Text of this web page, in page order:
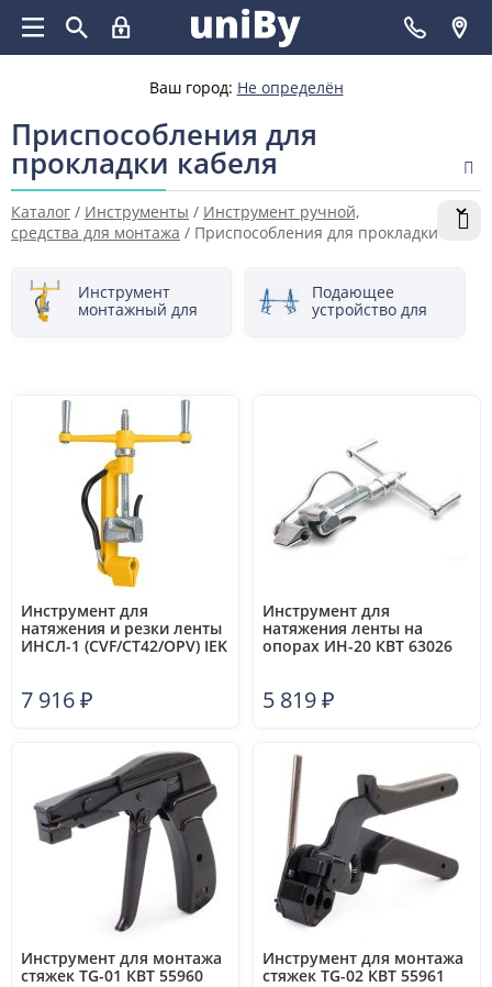
Ваш город: Не определён
Приспособления для
прокладки кабеля
Каталог / Инструменты / Инструмент ручной,
средства для монтажа / Приспособления для прокладки
Инструмент
монтажный для
Подающее
устройство для
Инструмент для
натяжения и резки ленты
ИНСЛ-1 (CVF/CT42/OPV) IEK
7 916₽
Инструмент для
натяжения ленты на
опорах ИН-20 КВТ 63026
5 819₽
Инструмент для монтажа
стяжек TG-01 КВТ 55960
Инструмент для монтажа
стяжек TG-02 КВТ 55961